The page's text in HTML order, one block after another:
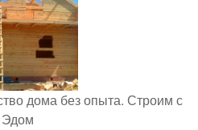
дома без опыта. Строим с
Эдом